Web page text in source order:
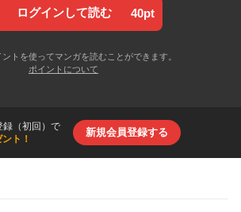
ログインして読む 40pt
トを使ってマンガを読むことができます。
ポイントについて
録（初回）で
ト！
新規会員登録する